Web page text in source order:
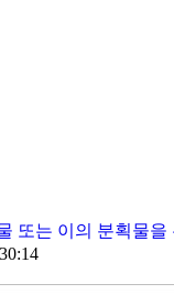
또는 이의 분획물